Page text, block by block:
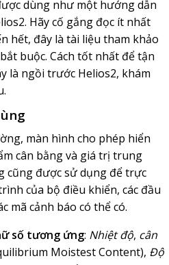
dùng như một hướng dẫn
Hãy cố gắng đọc ít nhất
hết, đây là tài liệu tham khảo
buộc. Cách tốt nhất để tận
là ngồi trước Helios2, khám
màn hình cho phép hiển
cân bằng và giá trị trung
cũng được sử dụng để trực
của bộ điều khiển, các đầu
mã cảnh báo có thể có.
số tương ứng: Nhiệt độ, cân
Moistest Content), Độ